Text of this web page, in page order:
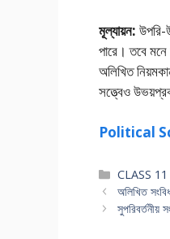
মূল্যায়ন: উপরি-
পারে। তবে মনে
অলিখিত
সত্ত্বেও
Political
Categories
CLASS 11
অলিখিত
সুপরিবর্তনীয়